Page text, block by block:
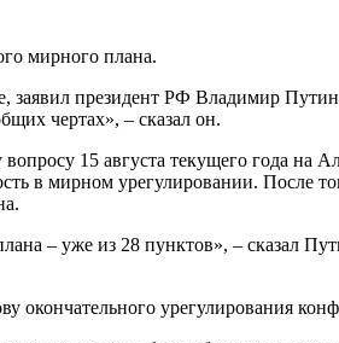
мирного плана.
президент РФ Владимир
чертах», – сказал он.
15 августа текущего года на
в мирном урегулировании. После
– уже из 28 пунктов», – сказал
окончательного урегулирования